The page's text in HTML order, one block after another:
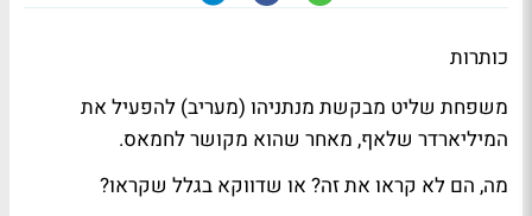
כותרות
משפחת שליט מבקשת מנתניהו (מעריב) להפעיל את
המיליארדר שלאף, מאחר שהוא מקושר לחמאס.
מה, הם לא קראו אתזה? או שדווקא בגלל שקראו?